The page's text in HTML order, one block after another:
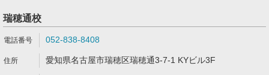
瑞穂通校
052-838-8408
愛知県名古屋市瑞穂区瑞穂通3-7-1 KYビル3F